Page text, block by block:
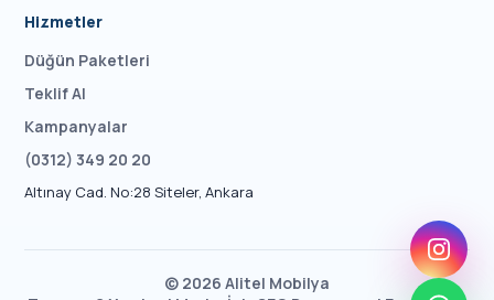
Hizmetler
Düğün Paketleri
Teklif Al
Kampanyalar
(0312) 349 20 20
Altınay Cad. No:28 Siteler, Ankara
© 2026 Alitel Mobilya